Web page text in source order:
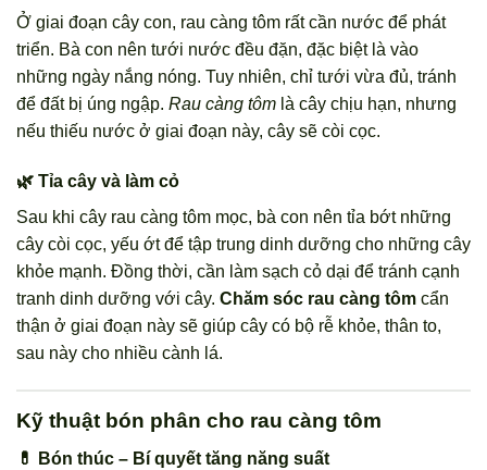
Ở giai đoạn cây con, rau càng tôm rất cần nước để phát
triển. Bà con nên tưới nước đều đặn, đặc biệt là vào
những ngày nắng nóng. Tuy nhiên, chỉ tưới vừa đủ, tránh
để đất bị úng ngập. Rau càng tôm là cây chịu hạn, nhưng
nếu thiếu nước ở giai đoạn này, cây sẽ còi cọc.
🌿 Tỉa cây và làm cỏ
Sau khi cây rau càng tôm mọc, bà con nên tỉa bớt những
cây còi cọc, yếu ớt để tập trung dinh dưỡng cho những cây
khỏe mạnh. Đồng thời, cần làm sạch cỏ dại để tránh cạnh
tranh dinh dưỡng với cây. Chăm sóc rau càng tôm cẩn
thận ở giai đoạn này sẽ giúp cây có bộ rễ khỏe, thân to,
sau này cho nhiều cành lá.
Kỹ thuật bón phân cho rau càng tôm
💊 Bón thúc – Bí quyết tăng năng suất